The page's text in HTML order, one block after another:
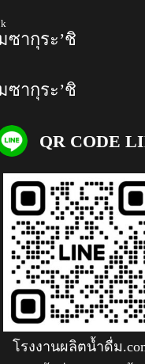
ซากุระ’ชิ
ซากุระ’ชิ
QR CODE
โรงงานผลิตน้ำดื่ม